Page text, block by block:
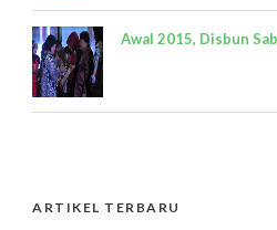
Awal 2015, Disbun
ARTIKEL TERBARU